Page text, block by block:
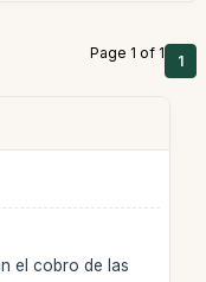
Page 1 of 1 1
el cobro de las